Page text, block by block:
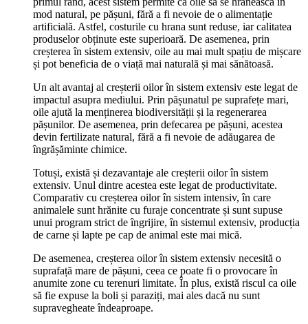
mod natural, pe pășuni, fără a fi nevoie de o alimentație
artificială. Astfel, costurile cu hrana sunt reduse, iar calitatea
produselor obținute este superioară. De asemenea, prin
creșterea în sistem extensiv, oile au mai mult spațiu de mișcare
și pot beneficia de o viață mai naturală și mai sănătoasă.
Un alt avantaj al creșterii oilor în sistem extensiv este legat de
impactul asupra mediului. Prin pășunatul pe suprafețe mari,
oile ajută la menținerea biodiversității și la regenerarea
pășunilor. De asemenea, prin defecarea pe pășuni, acestea
devin fertilizate natural, fără a fi nevoie de adăugarea de
îngrășăminte chimice.
Totuși, există și dezavantaje ale creșterii oilor în sistem
extensiv. Unul dintre acestea este legat de productivitate.
Comparativ cu creșterea oilor în sistem intensiv, în care
animalele sunt hrănite cu furaje concentrate și sunt supuse
unui program strict de îngrijire, în sistemul extensiv, producția
de carne și lapte pe cap de animal este mai mică.
De asemenea, creșterea oilor în sistem extensiv necesită o
suprafață mare de pășuni, ceea ce poate fi o provocare în
anumite zone cu terenuri limitate. În plus, există riscul ca oile
să fie expuse la boli și paraziți, mai ales dacă nu sunt
supravegheate îndeaproape.